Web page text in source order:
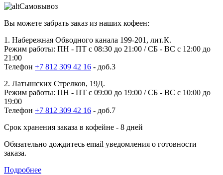
Самовывоз
Вы можете забрать заказ из наших кофеен:
1. Набережная Обводного канала 199-201, лит.К.
Режим работы: ПН - ПТ с 08:30 до 21:00 / СБ - ВС с 12:00 до
21:00
Телефон +7 812 309 42 16 - доб.3
2. Латышских Стрелков, 19Д.
Режим работы: ПН - ПТ с 09:00 до 19:00 / СБ - ВС с 10:00 до
19:00
Телефон +7 812 309 42 16 - доб.7
Срок хранения заказа в кофейне - 8 дней
Обязательно дождитесь email уведомления о готовности
заказа.
Подробнее